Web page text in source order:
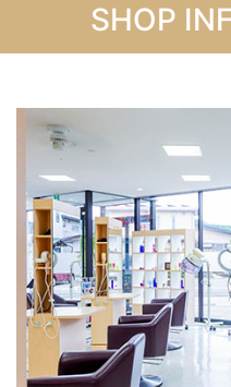
SHOP